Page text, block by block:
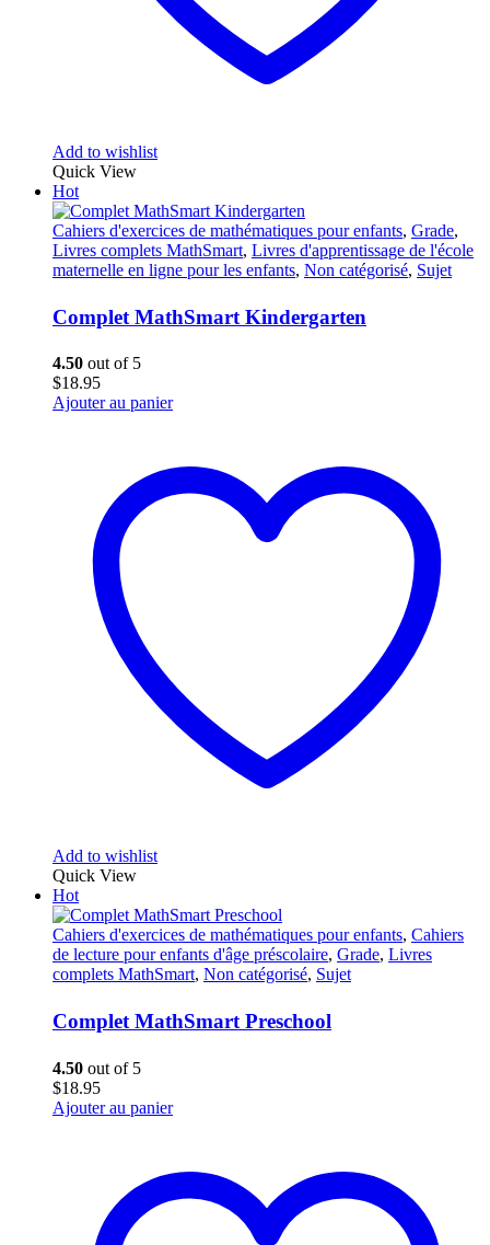
Add to wishlist
Quick View
Hot
Cahiers d'exercices de mathématiques pour enfants, Grade,
Livres complets MathSmart, Livres d'apprentissage de l'école
maternelle en ligne pour les enfants, Non catégorisé, Sujet
Complet MathSmart Kindergarten
4.50 out of 5
$18.95
Ajouter au panier
Add to wishlist
Quick View
Hot
Cahiers d'exercices de mathématiques pour enfants, Cahiers
de lecture pour enfants d'âge préscolaire, Grade, Livres
complets MathSmart, Non catégorisé, Sujet
Complet MathSmart Preschool
4.50 out of 5
$18.95
Ajouter au panier